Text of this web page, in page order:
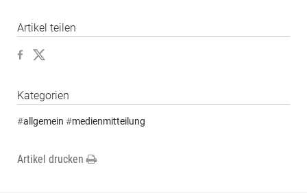
Artikel teilen
Kategorien
#allgemein #medienmitteilung
Artikel drucken